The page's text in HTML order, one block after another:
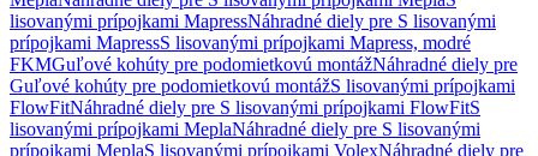
lisovanými prípojkami MapressNáhradné diely pre S lisovanými
prípojkami MapressS lisovanými prípojkami Mapress, modré
FKMGuľové kohúty pre podomietkovú montážNáhradné diely pre
Guľové kohúty pre podomietkovú montážS lisovanými prípojkami
FlowFitNáhradné diely pre S lisovanými prípojkami FlowFitS
lisovanými prípojkami MeplaNáhradné diely pre S lisovanými
prípojkami MeplaS lisovanými prípojkami VolexNáhradné diely pre